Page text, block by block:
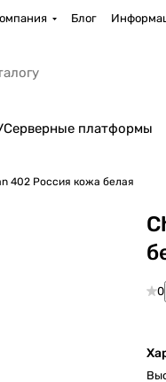
Блог
Серверные платформы
402 Россия кожа белая
0